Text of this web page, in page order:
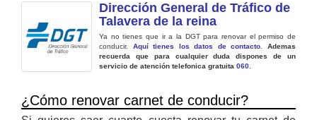
Dirección General de Tráfico de
Talavera de la reina
Ya no tienes que ir a la DGT para renovar el permiso de
conducir. Aquí tienes los datos de contacto .Ademas
recuerda que para cualquier duda dispones de un
servicio de atención telefonica gratuita 060
¿Cómo renovar carnet de conducir?